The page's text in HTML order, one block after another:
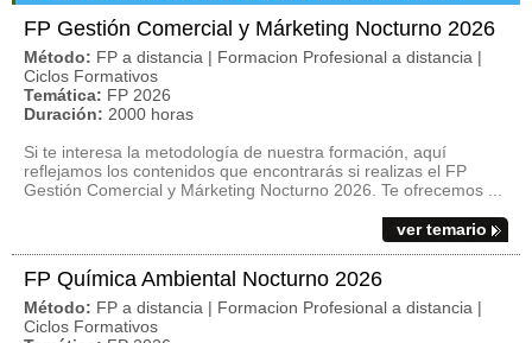
FP Gestión Comercial y Márketing Nocturno 2026
Método: FP a distancia | Formacion Profesional a distancia |
Ciclos Formativos
Temática: FP 2026
Duración: 2000 horas
Si te interesa la metodología de nuestra formación, aquí
reflejamos los contenidos que encontrarás si realizas el FP
Gestión Comercial y Márketing Nocturno 2026. Te ofrecemos ...
ver temario
FP Química Ambiental Nocturno 2026
Método: FP a distancia | Formacion Profesional a distancia |
Ciclos Formativos